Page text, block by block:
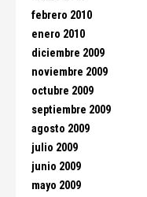
febrero 2010
enero 2010
diciembre 2009
noviembre 2009
octubre 2009
septiembre 2009
agosto 2009
julio 2009
junio 2009
mayo 2009